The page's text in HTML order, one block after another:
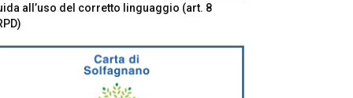
all’uso del corretto linguaggio (art. 8